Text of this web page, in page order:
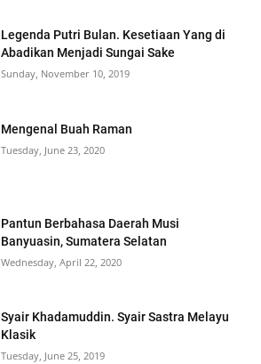
Legenda Putri Bulan. Kesetiaan Yang di
Abadikan Menjadi Sungai Sake
Sunday, November 10, 2019
Mengenal Buah Raman
Tuesday, June 23, 2020
Pantun Berbahasa Daerah Musi
Banyuasin, Sumatera Selatan
Wednesday, April 22, 2020
Syair Khadamuddin. Syair Sastra Melayu
Klasik
Tuesday, June 25, 2019